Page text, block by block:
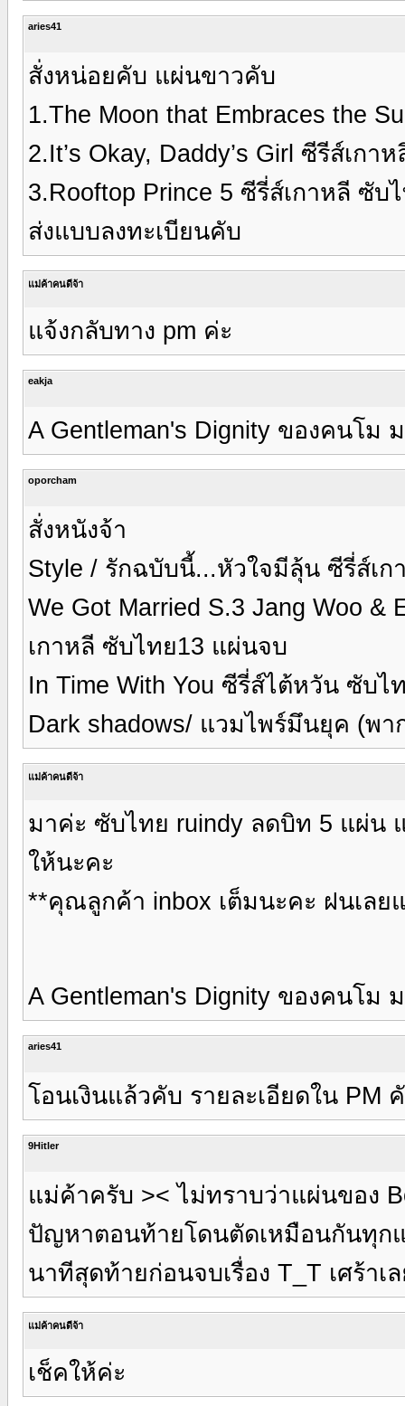
aries41
สั่งหน่อยคับ แผ่นขาวคับ
1.The Moon that Embraces the
2.It’s Okay, Daddy’s Girl ซีรีส์เก
3.Rooftop Prince 5 ซีรี่ส์เกาหลี ซั
ส่งแบบลงทะเบียนคับ
แม่ค้าคนดีจ้า
แจ้งกลับทาง pm ค่ะ
eakja
A Gentleman's Dignity ของคนโ
oporcham
สั่งหนังจ้า
Style / รักฉบับนี้...หัวใจมีลุ้น ซีรี่ส์เ
We Got Married S.3 Jang Woo &
เกาหลี ซับไทย13 แผ่นจบ
In Time With You ซีรี่ส์ไต้หวัน ซับไ
Dark shadows/ แวมไพร์มึนยุค (พ
แม่ค้าคนดีจ้า
มาค่ะ ซับไทย ruindy ลดบิท 5 แผ่น
ให้นะคะ
**คุณลูกค้า inbox เต็มนะคะ ฝนเลย
A Gentleman's Dignity ของคนโ
aries41
โอนเงินแล้วคับ รายละเอียดใน PM
9Hitler
แม่ค้าครับ >< ไม่ทราบว่าแผ่นของ
ปัญหาตอนท้ายโดนตัดเหมือนกันทุก
นาทีสุดท้ายก่อนจบเรื่อง T_T เศร้าเ
แม่ค้าคนดีจ้า
เช็คให้ค่ะ